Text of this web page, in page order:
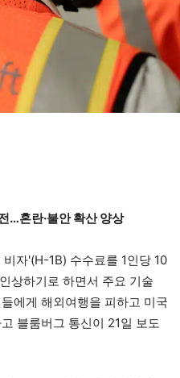
…혼란·불안 확산 양상
비자'(H-1B) 수수료를 1인당 10
상하기로 하면서 주요 기술
에게 해외여행을 피하고 미국
블룸버그 통신이 21일 보도